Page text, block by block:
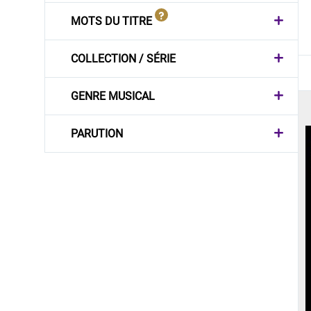
MOTS DU TITRE
COLLECTION / SÉRIE
GENRE MUSICAL
PARUTION